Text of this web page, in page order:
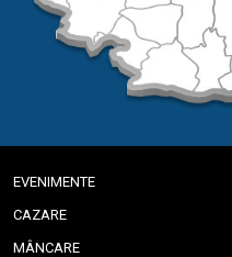
EVENIMENTE
CAZARE
MÂNCARE